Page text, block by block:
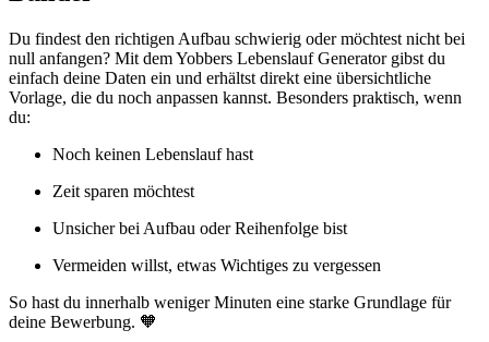
Du findest den richtigen Aufbau schwierig oder möchtest nicht bei
null anfangen? Mit dem Yobbers Lebenslauf Generator gibst du
einfach deine Daten ein und erhältst direkt eine übersichtliche
Vorlage, die du noch anpassen kannst. Besonders praktisch, wenn
du:
Noch keinen Lebenslauf hast
Zeit sparen möchtest
Unsicher bei Aufbau oder Reihenfolge bist
Vermeiden willst, etwas Wichtiges zu vergessen
So hast du innerhalb weniger Minuten eine starke Grundlage für
deine Bewerbung. 🧡